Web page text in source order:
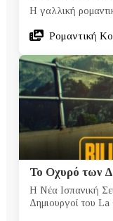
Η γαλλική
Ρομαντική
Το Οχυρό των
Η Νέα Ισπανική
Δημιουργοί του